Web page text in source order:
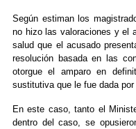
Según estiman los
no hizo las valoraciones y el
salud que el acusado
resolución basada en las
otorgue el amparo en
sustitutiva que le fue dada
En este caso, tanto el
dentro del caso, se